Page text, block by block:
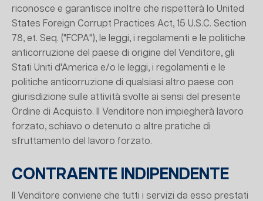
riconosce e garantisce inoltre che rispetterà lo United
States Foreign Corrupt Practices Act, 15 U.S.C. Section
78, et. Seq. ("FCPA"), le leggi, i regolamenti e le politiche
anticorruzione del paese di origine del Venditore, gli
Stati Uniti d'America e/o le leggi, i regolamenti e le
politiche anticorruzione di qualsiasi altro paese con
giurisdizione sulle attività svolte ai sensi del presente
Ordine di Acquisto. Il Venditore non impiegherà lavoro
forzato, schiavo o detenuto o altre pratiche di
sfruttamento del lavoro forzato.
CONTRAENTE INDIPENDENTE
Il Venditore conviene che tutti i servizi da esso prestati